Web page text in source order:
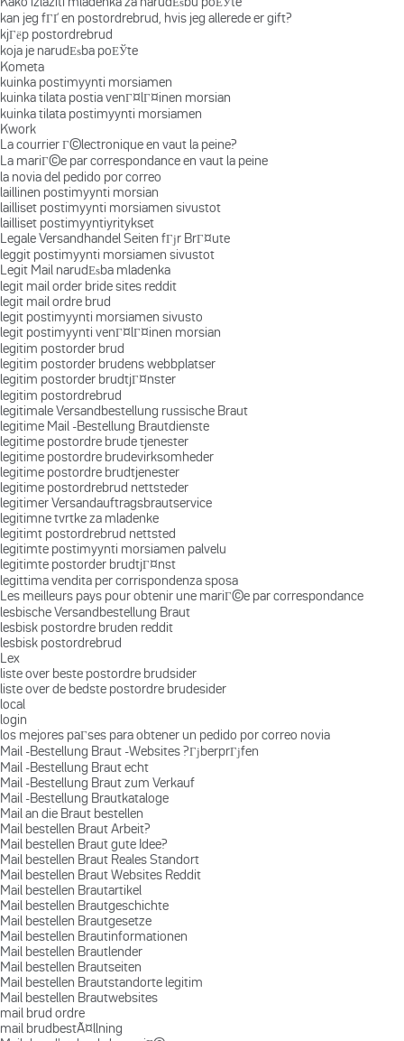
kan jeg fГҐ en postordrebrud, hvis jeg allerede er gift?
kjГёp postordrebrud
koja je narudЕѕba poЕЎte
Kometa
kuinka postimyynti morsiamen
kuinka tilata postia venГ¤lГ¤inen morsian
kuinka tilata postimyynti morsiamen
Kwork
La courrier Г©lectronique en vaut la peine?
La mariГ©e par correspondance en vaut la peine
la novia del pedido por correo
laillinen postimyynti morsian
lailliset postimyynti morsiamen sivustot
lailliset postimyyntiyritykset
Legale Versandhandel Seiten fГјr BrГ¤ute
leggit postimyynti morsiamen sivustot
Legit Mail narudЕѕba mladenka
legit mail order bride sites reddit
legit mail ordre brud
legit postimyynti morsiamen sivusto
legit postimyynti venГ¤lГ¤inen morsian
legitim postorder brud
legitim postorder brudens webbplatser
legitim postorder brudtjГ¤nster
legitim postordrebrud
legitimale Versandbestellung russische Braut
legitime Mail -Bestellung Brautdienste
legitime postordre brude tjenester
legitime postordre brudevirksomheder
legitime postordre brudtjenester
legitime postordrebrud nettsteder
legitimer Versandauftragsbrautservice
legitimne tvrtke za mladenke
legitimt postordrebrud nettsted
legitimte postimyynti morsiamen palvelu
legitimte postorder brudtjГ¤nst
legittima vendita per corrispondenza sposa
Les meilleurs pays pour obtenir une mariГ©e par correspondance
lesbische Versandbestellung Braut
lesbisk postordre bruden reddit
lesbisk postordrebrud
Lex
liste over beste postordre brudsider
liste over de bedste postordre brudesider
local
login
los mejores paГ­ses para obtener un pedido por correo novia
Mail -Bestellung Braut -Websites ?ГјberprГјfen
Mail -Bestellung Braut echt
Mail -Bestellung Braut zum Verkauf
Mail -Bestellung Brautkataloge
Mail an die Braut bestellen
Mail bestellen Braut Arbeit?
Mail bestellen Braut gute Idee?
Mail bestellen Braut Reales Standort
Mail bestellen Braut Websites Reddit
Mail bestellen Brautartikel
Mail bestellen Brautgeschichte
Mail bestellen Brautgesetze
Mail bestellen Brautinformationen
Mail bestellen Brautlender
Mail bestellen Brautseiten
Mail bestellen Brautstandorte legitim
Mail bestellen Brautwebsites
mail brud ordre
mail brudbestÃ¤llning